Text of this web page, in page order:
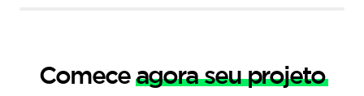
Comeceagora seu projeto